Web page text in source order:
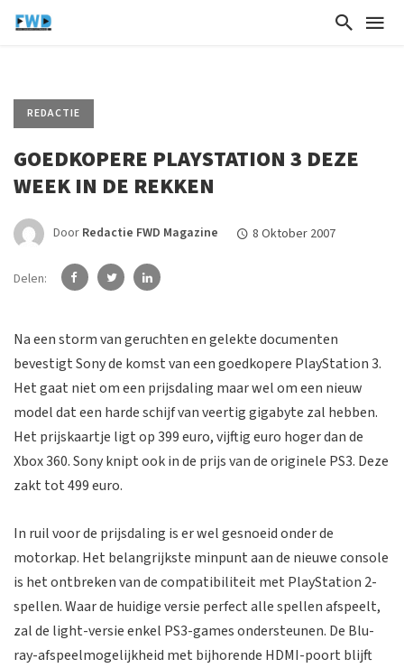
REDACTIE
GOEDKOPERE PLAYSTATION 3 DEZE
WEEK IN DE REKKEN
Door Redactie FWD Magazine 8 Oktober 2007
Delen:
Na een storm van geruchten en gelekte documenten
bevestigt Sony de komst van een goedkopere PlayStation 3.
Het gaat niet om een prijsdaling maar wel om een nieuw
model dat een harde schijf van veertig gigabyte zal hebben.
Het prijskaartje ligt op 399 euro, vijftig euro hoger dan de
Xbox 360. Sony knipt ook in de prijs van de originele PS3. Deze
zakt tot 499 euro.
In ruil voor de prijsdaling is er wel gesnoeid onder de
motorkap. Het belangrijkste minpunt aan de nieuwe console
is het ontbreken van de compatibiliteit met PlayStation 2-
spellen. Waar de huidige versie perfect alle spellen afspeelt,
zal de light-versie enkel PS3-games ondersteunen. De Blu-
ray-afspeelmogelijkheid met bijhorende HDMI-poort blijft